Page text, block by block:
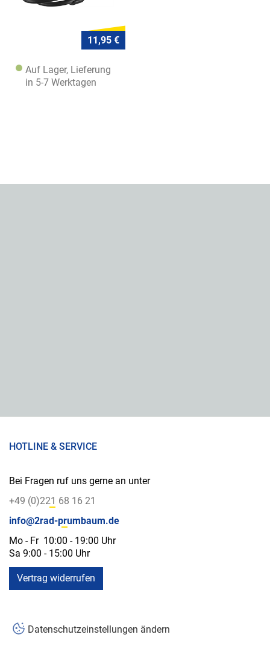
11,95 €
Auf Lager, Lieferung
in 5-7 Werktagen
HOTLINE & SERVICE
Bei Fragen ruf uns gerne an unter
+49 (0)221 68 16 21
info@2rad-prumbaum.de
Mo - Fr 10:00 - 19:00 Uhr
Sa 9:00 - 15:00 Uhr
Vertrag widerrufen
Datenschutzeinstellungen ändern